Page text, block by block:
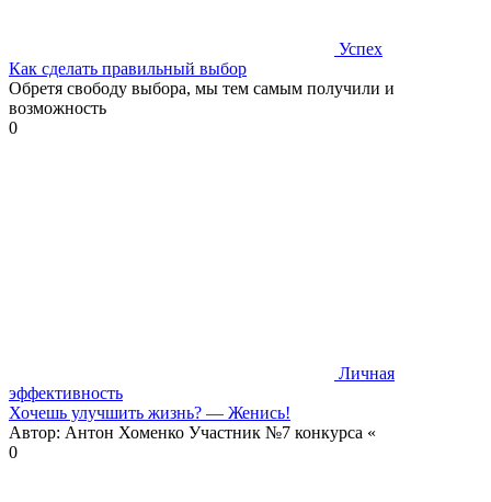
Успех
Как сделать правильный выбор
Обретя свободу выбора, мы тем самым получили и
возможность
0
Личная
эффективность
Хочешь улучшить жизнь? — Женись!
Автор: Антон Хоменко Участник №7 конкурса «
0